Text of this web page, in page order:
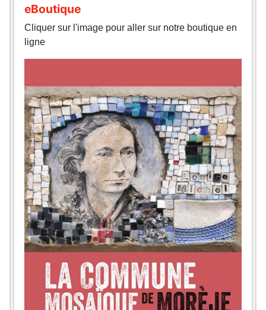
eBoutique
Cliquer sur l'image pour aller sur notre boutique en
ligne